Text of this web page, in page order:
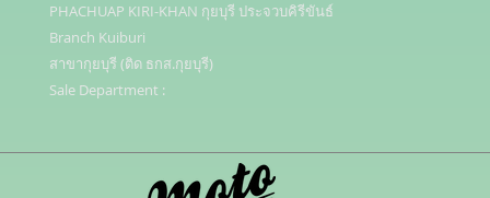
PHACHUAP KIRI-KHAN กุยบุรี ประจวบคิรีขันธ์
Branch Kuiburi
สาขากุยบุรี (ติด ธกส.กุยบุรี)
Sale Department :